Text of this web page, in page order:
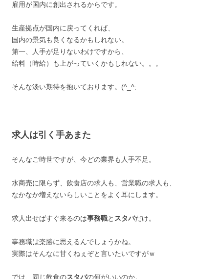
雇用が国内に創出されるからです。
生産拠点が国内に戻ってくれば、
国内の景気も良くなるかもしれない。
第一、人手が足りないわけですから、
給料（時給）も上がっていくかもしれない。。。
そんな淡い期待を抱いております。(^_^;ゞ
求人は引く手あまた
そんなご時世ですが、今どの業界も人手不足。
水商売に限らず、飲食店の求人も、営業職の求人も、
なかなか増えないらしいことをよく耳にします。
求人出せばすぐ来るのは事務職と スタバだけ。
事務職は楽勝に思えるんでしょうかね。
実際はそんなに甘くねぇぞと言いたいですがｗ
では、同じ飲食のスタバの何がいいのか。